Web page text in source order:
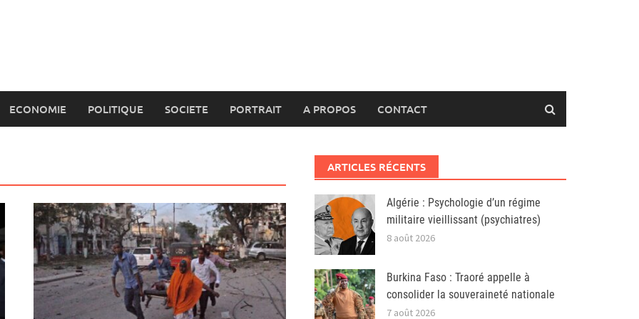
ECONOMIE POLITIQUE SOCIETE PORTRAIT A PROPOS CONTACT
ARTICLES RÉCENTS
Algérie : Psychologie d’un régime
militaire vieillissant (psychiatres)
8 août 2026
Burkina Faso : Traoré appelle à
consolider la souveraineté nationale
7 août 2026